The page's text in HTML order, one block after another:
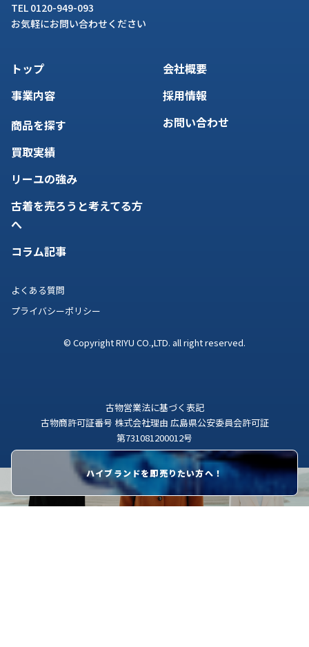
ハイブランドを即売りたい方へ！
TEL 0120-949-093
お気軽にお問い合わせください
トップ
事業内容
商品を探す
買取実績
リーユの強み
古着を売ろうと考えてる方
へ
コラム記事
会社概要
採用情報
お問い合わせ
よくある質問
プライバシーポリシー
© Copyright RIYU CO.,LTD. all right reserved.
古物営業法に基づく表記
古物商許可証番号 株式会社理由 広島県公安委員会許可証
第731081200012号